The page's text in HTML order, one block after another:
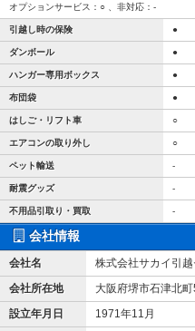
オプションサービス：○ 、非対応：-
引越し時の保険 ●
ダンボール ●
ハンガー専用ボックス ●
布団袋 ●
はしご・リフト車 ○
エアコンの取り外し ○
ペット輸送 -
耐震グッズ -
不用品引取り・買取 -
会社情報
会社名
株式会社サカイ引
会社所在地
大阪府堺市石津北
設立年月日
1971年11月